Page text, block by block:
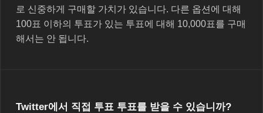
로 신중하게 구매할 가치가 있습니다. 다른 옵션에 대해
100표 이하의 투표가 있는 투표에 대해 10,000표를 구매
해서는 안 됩니다.
Twitter에서 직접 투표 투표를 받을 수 있습니까?